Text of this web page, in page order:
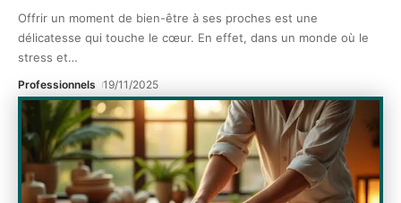
Offrir un moment de bien-être à ses proches est une
délicatesse qui touche le cœur. En effet, dans un monde où le
stress et…
Professionnels 19/11/2025